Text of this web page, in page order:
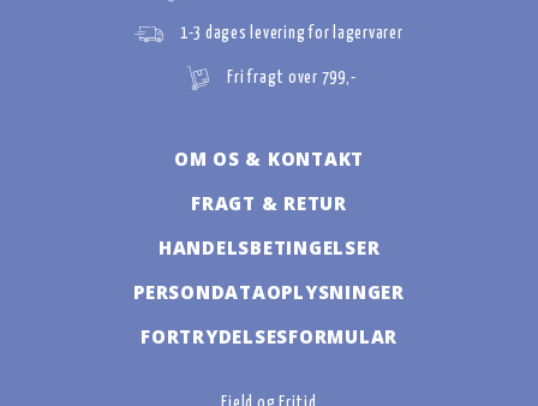
1-3 dages levering for lagervarer
Fri fragt over 799,-
OM OS & KONTAKT
FRAGT & RETUR
HANDELSBETINGELSER
PERSONDATAOPLYSNINGER
FORTRYDELSESFORMULAR